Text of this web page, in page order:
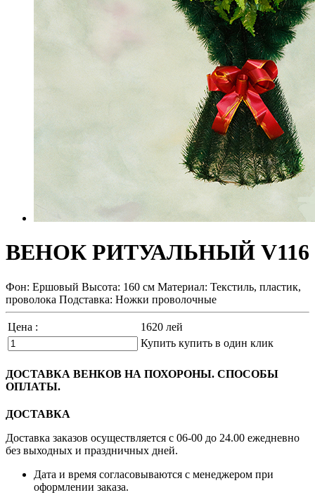
ВЕНОК РИТУАЛЬНЫЙ V116
Фон: Ершовый Высота: 160 см Материал: Текстиль, пластик,
проволока Подставка: Ножки проволочные
Цена : 1620 лей
Купить купить в один клик
ДОСТАВКА ВЕНКОВ НА ПОХОРОНЫ. СПОСОБЫ
ОПЛАТЫ.
ДОСТАВКА
Доставка заказов осуществляется с 06-00 до 24.00 ежедневно
без выходных и праздничных дней.
Дата и время согласовываются с менеджером при
оформлении заказа.